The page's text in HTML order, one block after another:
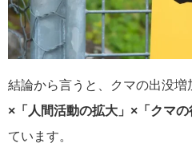
結論から言うと、クマの出没増
×「人間活動の拡大」×「クマの
ています。